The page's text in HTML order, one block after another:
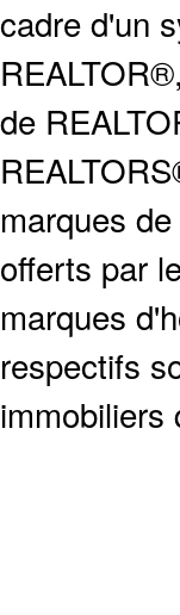
cadre d'un
de
marques
offerts par
marques
respectifs
immobiliers